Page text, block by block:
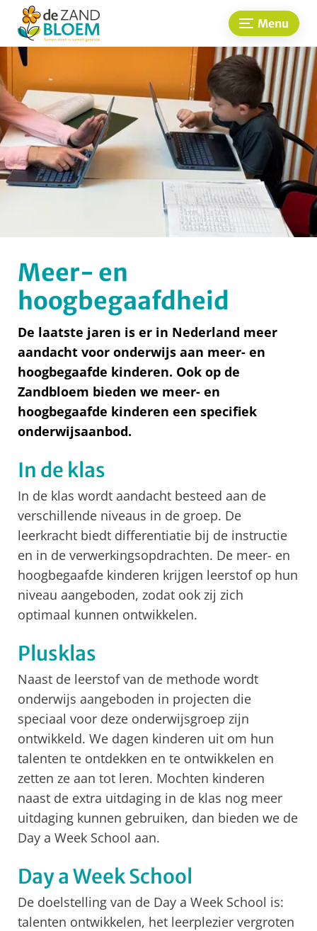
Menu
Meer- en
hoogbegaafdheid
De laatste jaren is er in Nederland meer
aandacht voor onderwijs aan meer- en
hoogbegaafde kinderen. Ook op de
Zandbloem bieden we meer- en
hoogbegaafde kinderen een specifiek
onderwijsaanbod.
In de klas
In de klas wordt aandacht besteed aan de
verschillende niveaus in de groep. De
leerkracht biedt differentiatie bij de instructie
en in de verwerkingsopdrachten. De meer- en
hoogbegaafde kinderen krijgen leerstof op hun
niveau aangeboden, zodat ook zij zich
optimaal kunnen ontwikkelen.
Plusklas
Naast de leerstof van de methode wordt
onderwijs aangeboden in projecten die
speciaal voor deze onderwijsgroep zijn
ontwikkeld. We dagen kinderen uit om hun
talenten te ontdekken en te ontwikkelen en
zetten ze aan tot leren. Mochten kinderen
naast de extra uitdaging in de klas nog meer
uitdaging kunnen gebruiken, dan bieden we de
Day a Week School aan.
Day a Week School
De doelstelling van de Day a Week School is:
talenten ontwikkelen, het leerplezier vergroten